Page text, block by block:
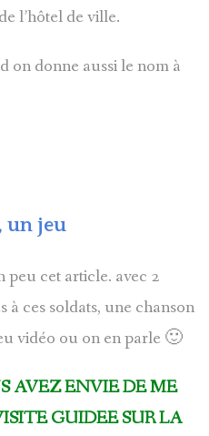
l’hôtel de ville.
on donne aussi le nom à
un jeu
cet article. avec 2
à ces soldats, une chanson
vidéo ou on en parle 🙂
AVEZ ENVIE DE ME
GUIDEE SUR LA